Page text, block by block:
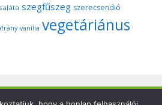
saláta szegfűszeg szerecsendió
vanília vegetáriánus